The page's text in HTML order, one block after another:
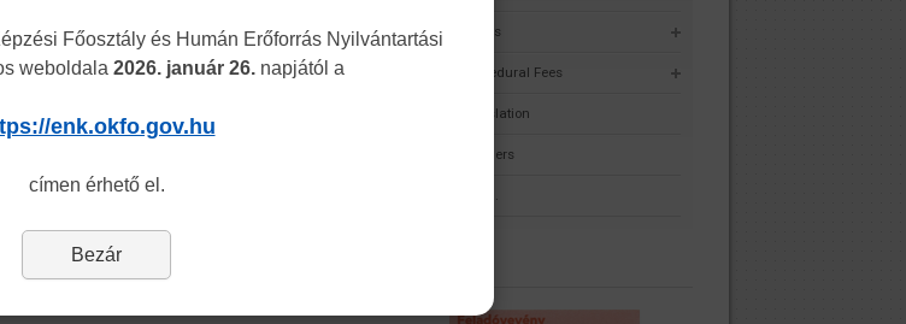
Forms
Procedural Fees
Legislation
Partners
F.A.Q.
Főosztály és Humán Erőforrás Nyilvántartási
weboldala 2026. január 26.napjától a
enk.okfo.gov.hu
címen érhető el.
Bezár